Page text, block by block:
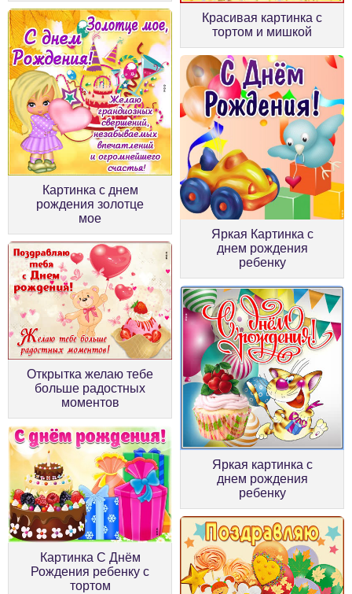
Красивая картинка с
тортом и мишкой
Картинка с днем
рождения золотце
мое
Яркая Картинка с
днем рождения
ребенку
Открытка желаю тебе
больше радостных
моментов
Яркая картинка с
днем рождения
ребенку
Картинка С Днём
Рождения ребенку с
тортом